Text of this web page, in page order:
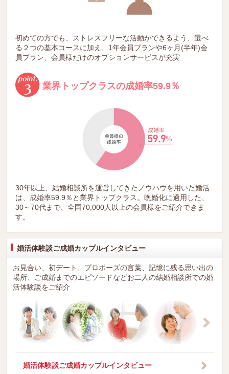
初めての方でも、ストレスフリーな活動ができるよう、選べ
る２つの基本コースに加え、1年会員プランや6ヶ月(半年)会
員プラン、会員様だけのオプションサービスが充実
業界トップクラスの成婚率59.9％
30年以上、結婚相談所を運営してきたノウハウを用いた婚活
は、成婚率59.9％と業界トップクラス。晩婚化に適用した、
30～70代まで、全国70,000人以上の会員様をご紹介できま
す。
婚活体験談ご成婚カップルインタビュー
お見合い、初デート、プロポーズの言葉、記憶に残る思い出の
場所、ご成婚までのエピソードなどお二人の結婚相談所での婚
活体験談をご紹介
婚活体験談ご成婚カップルインタビュー